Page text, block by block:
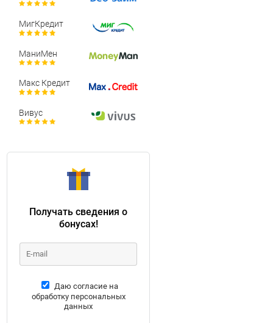
МигКредит
МаниМен
Макс Кредит
Вивус
Получать сведения о
бонусах!
Даю согласие на
обработку персональных
данных